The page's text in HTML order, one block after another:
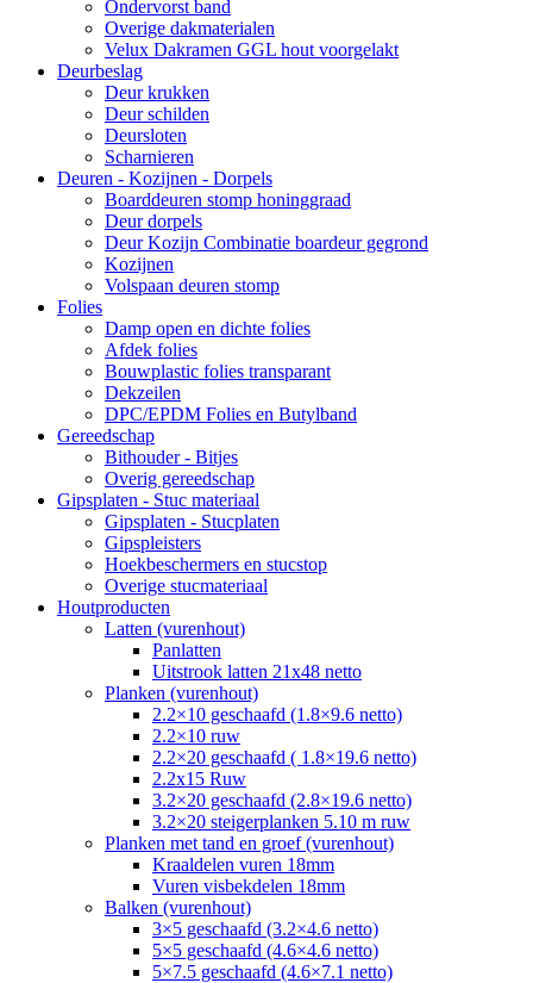
Ondervorst band
Overige dakmaterialen
Velux Dakramen GGL hout voorgelakt
Deurbeslag
Deur krukken
Deur schilden
Deursloten
Scharnieren
Deuren - Kozijnen - Dorpels
Boarddeuren stomp honinggraad
Deur dorpels
Deur Kozijn Combinatie boardeur gegrond
Kozijnen
Volspaan deuren stomp
Folies
Damp open en dichte folies
Afdek folies
Bouwplastic folies transparant
Dekzeilen
DPC/EPDM Folies en Butylband
Gereedschap
Bithouder - Bitjes
Overig gereedschap
Gipsplaten - Stuc materiaal
Gipsplaten - Stucplaten
Gipspleisters
Hoekbeschermers en stucstop
Overige stucmateriaal
Houtproducten
Latten (vurenhout)
Panlatten
Uitstrook latten 21x48 netto
Planken (vurenhout)
2.2×10 geschaafd (1.8×9.6 netto)
2.2×10 ruw
2.2×20 geschaafd ( 1.8×19.6 netto)
2.2x15 Ruw
3.2×20 geschaafd (2.8×19.6 netto)
3.2×20 steigerplanken 5.10 m ruw
Planken met tand en groef (vurenhout)
Kraaldelen vuren 18mm
Vuren visbekdelen 18mm
Balken (vurenhout)
3×5 geschaafd (3.2×4.6 netto)
5×5 geschaafd (4.6×4.6 netto)
5×7.5 geschaafd (4.6×7.1 netto)